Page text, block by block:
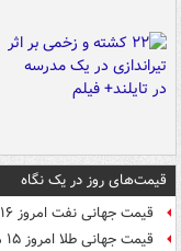
قیمت‌های روز در یک نگاه
قیمت جهانی نفت امروز ۱۶ مرداد
قیمت جهانی طلا امروز ۱۵ مرداد